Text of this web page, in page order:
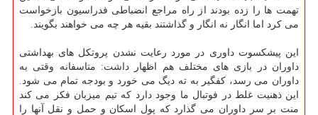
تهمت ها را زده بودند از راه مراجع انضباطی فدراسیون بازخواست
می کرد اما انگار نه انگار و گذاشتند بقیه هر چه می خواهند بگویند.
این پیشکسوت داوری در مورد رعایت نشدن پروتکل های بهداشتی
داوران در بازی های مختلف هم اظهار داشت: متاسفانه وقتی به
داوران می رسد، کفگیر به ته دیگ می خورد و بودجه تمام می شود.
این ذهنیت غلط در فوتبال ما وجود دارد که تیم میزبان فکر می کند
منت بر سر داوران می گذارد که پول اسکان و حمل و نقل آنها را